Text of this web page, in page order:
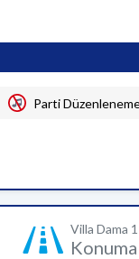
Parti
Villa Dama 1